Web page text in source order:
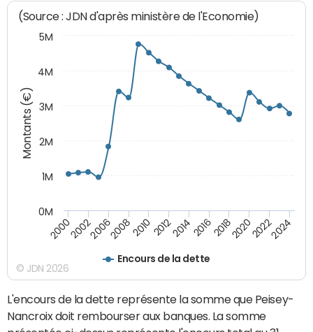
Montants (€)
(Source : JDN d'après ministère de l'Economie)
Encours de la dette
20002002200620082010 2012201420162018202020222024
0M
1M
2M
3M
4M
5M
© JDN 2026
L'encours de la dette représente la somme que Peisey-
Nancroix doit rembourser aux banques. La somme